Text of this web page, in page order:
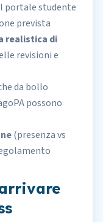
portale studente
prevista
realistica di
revisioni e
da bollo
possono
(presenza vs